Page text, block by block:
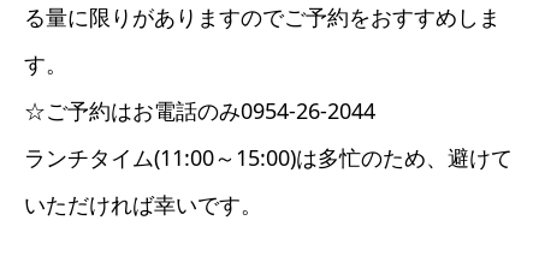
る量に限りがありますのでご予約をおすすめしま
す。
☆ご予約はお電話のみ0954-26-2044
ランチタイム(11:00～15:00)は多忙のため、避けて
いただければ幸いです。